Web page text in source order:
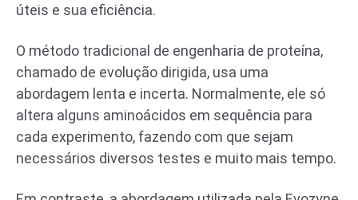
úteis e sua eficiência.
O método tradicional de engenharia de proteína,
chamado de evolução dirigida, usa uma
abordagem lenta e incerta. Normalmente, ele só
altera alguns aminoácidos em sequência para
cada experimento, fazendo com que sejam
necessários diversos testes e muito mais tempo.